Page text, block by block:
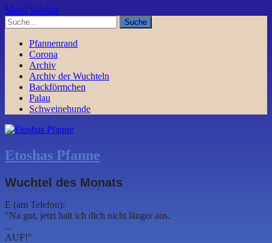
Menü Sidebar
Pfannenrand
Corona
Archiv
Archiv der Wuchteln
Backförmchen
Palau
Schweinehunde
Etoshas Pfanne
Wuchtel des Monats
E (am Telefon):
"Na gut, jetzt halt ich dich nicht länger aus.
...
AUF!"